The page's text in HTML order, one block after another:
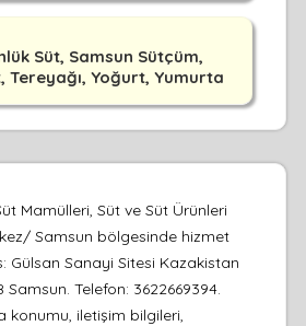
Süt, Samsun Sütçüm,
Tereyağı, Yoğurt, Yumurta
Mamülleri, Süt ve Süt Ürünleri
Samsun bölgesinde hizmet
Gülsan Sanayi Sitesi Kazakistan
Samsun. Telefon: 3622669394.
konumu, iletişim bilgileri,